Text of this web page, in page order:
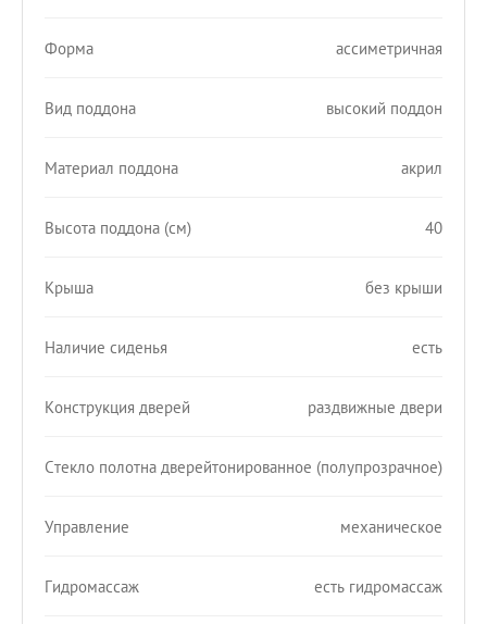
Форма ассиметричная
Вид поддона высокий поддон
Материал поддона акрил
Высота поддона (см) 40
Крыша без крыши
Наличие сиденья есть
Конструкция дверей раздвижные двери
Стекло полотна дверейтонированное (полупрозрачное)
Управление механическое
Гидромассаж есть гидромассаж